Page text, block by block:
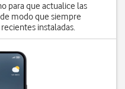
para que actualice las
modo que siempre
instaladas.